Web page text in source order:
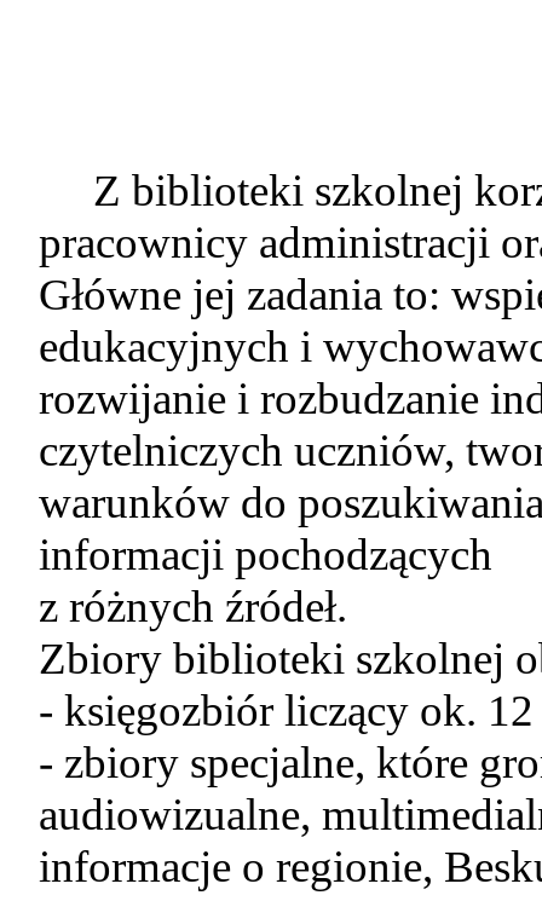
Z biblioteki szkolnej
pracownicy administracji
Główne jej zadania to:
edukacyjnych i
rozwijanie i rozbudzanie
czytelniczych uczniów,
warunków do
informacji pochodzących
z różnych źródeł.
Zbiory biblioteki szkolnej
- księgozbiór liczący ok.
- zbiory specjalne, które
audiowizualne,
informacje o regionie,